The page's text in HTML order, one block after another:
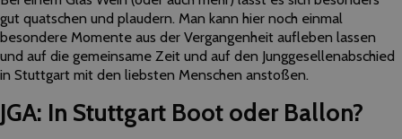
gut quatschen und plaudern. Man kann hier noch einmal
besondere Momente aus der Vergangenheit aufleben lassen
und auf die gemeinsame Zeit und auf den Junggesellenabschied
in Stuttgart mit den liebsten Menschen anstoßen.
JGA: In Stuttgart Boot oder Ballon?